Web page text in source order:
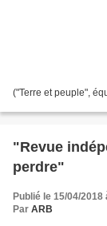
("Terre et peuple",
"Revue
perdre"
Publié le 15/04/2018
Par ARB